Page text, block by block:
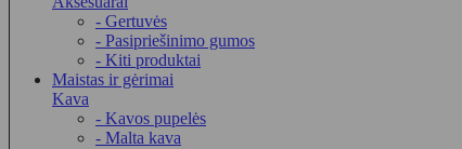
- Gertuvės
- Pasipriešinimo gumos
- Kiti produktai
Maistas ir gėrimai
Kava
- Kavos pupelės
- Malta kava